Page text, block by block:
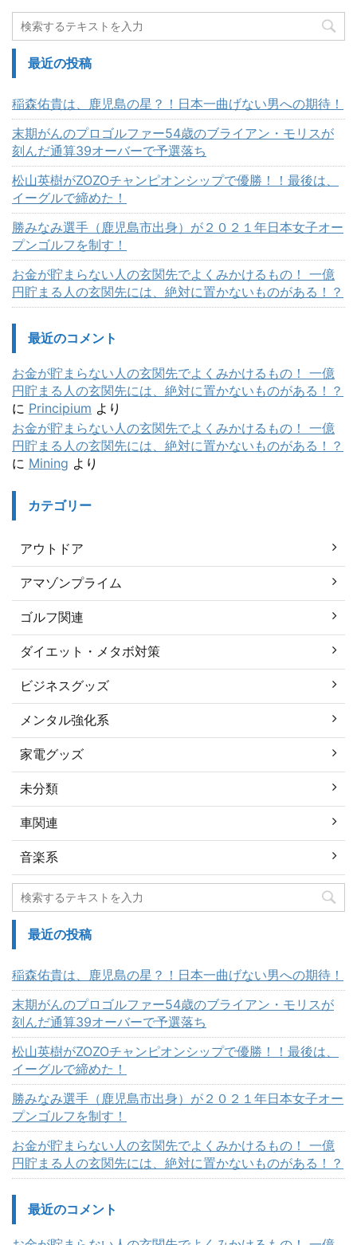
最近の投稿
稲森佑貴は、鹿児島の星？！日本一曲げない男への期待！
末期がんのプロゴルファー54歳のブライアン・モリスが
刻んだ通算39オーバーで予選落ち
松山英樹がZOZOチャンピオンシップで優勝！！最後は、
イーグルで締めた！
勝みなみ選手（鹿児島市出身）が２０２１年日本女子オー
プンゴルフを制す！
お金が貯まらない人の玄関先でよくみかけるもの！ 一億
円貯まる人の玄関先には、絶対に置かないものがある！？
最近のコメント
お金が貯まらない人の玄関先でよくみかけるもの！ 一億
円貯まる人の玄関先には、絶対に置かないものがある！？
に Principium より
お金が貯まらない人の玄関先でよくみかけるもの！ 一億
円貯まる人の玄関先には、絶対に置かないものがある！？
に Mining より
カテゴリー
アウトドア
アマゾンプライム
ゴルフ関連
ダイエット・メタボ対策
ビジネスグッズ
メンタル強化系
家電グッズ
未分類
車関連
音楽系
最近の投稿
稲森佑貴は、鹿児島の星？！日本一曲げない男への期待！
末期がんのプロゴルファー54歳のブライアン・モリスが
刻んだ通算39オーバーで予選落ち
松山英樹がZOZOチャンピオンシップで優勝！！最後は、
イーグルで締めた！
勝みなみ選手（鹿児島市出身）が２０２１年日本女子オー
プンゴルフを制す！
お金が貯まらない人の玄関先でよくみかけるもの！ 一億
円貯まる人の玄関先には、絶対に置かないものがある！？
最近のコメント